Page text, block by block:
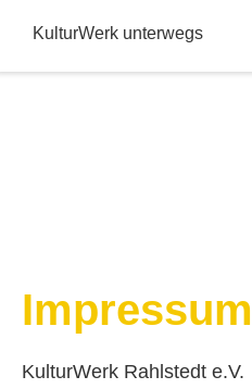
KulturWerk unterwegs
Impressum
KulturWerk Rahlstedt e.V.